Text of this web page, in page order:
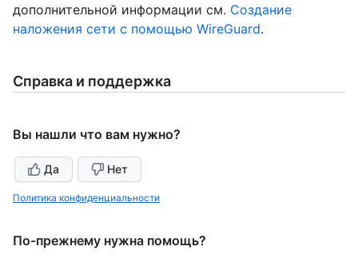
дополнительной информации см. Создание
наложения сети с помощью WireGuard.
Справка и поддержка
Вы нашли что вам нужно?
Да Нет
Политика конфиденциальности
По-прежнему нужна помощь?